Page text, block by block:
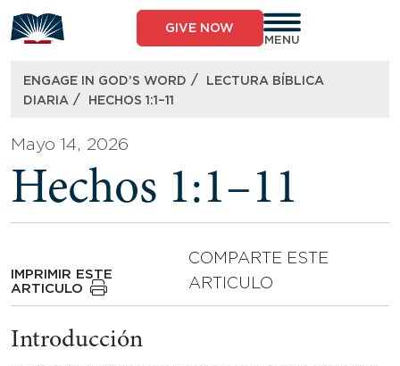
to
content
GIVE NOW
MENU
ENGAGE IN GOD’S WORD /
LECTURA BÍBLICA
DIARIA / HECHOS 1:1–11
Mayo 14, 2026
Hechos 1:1–11
IMPRIMIR ESTE
ARTICULO
COMPARTE ESTE
ARTICULO
Introducción